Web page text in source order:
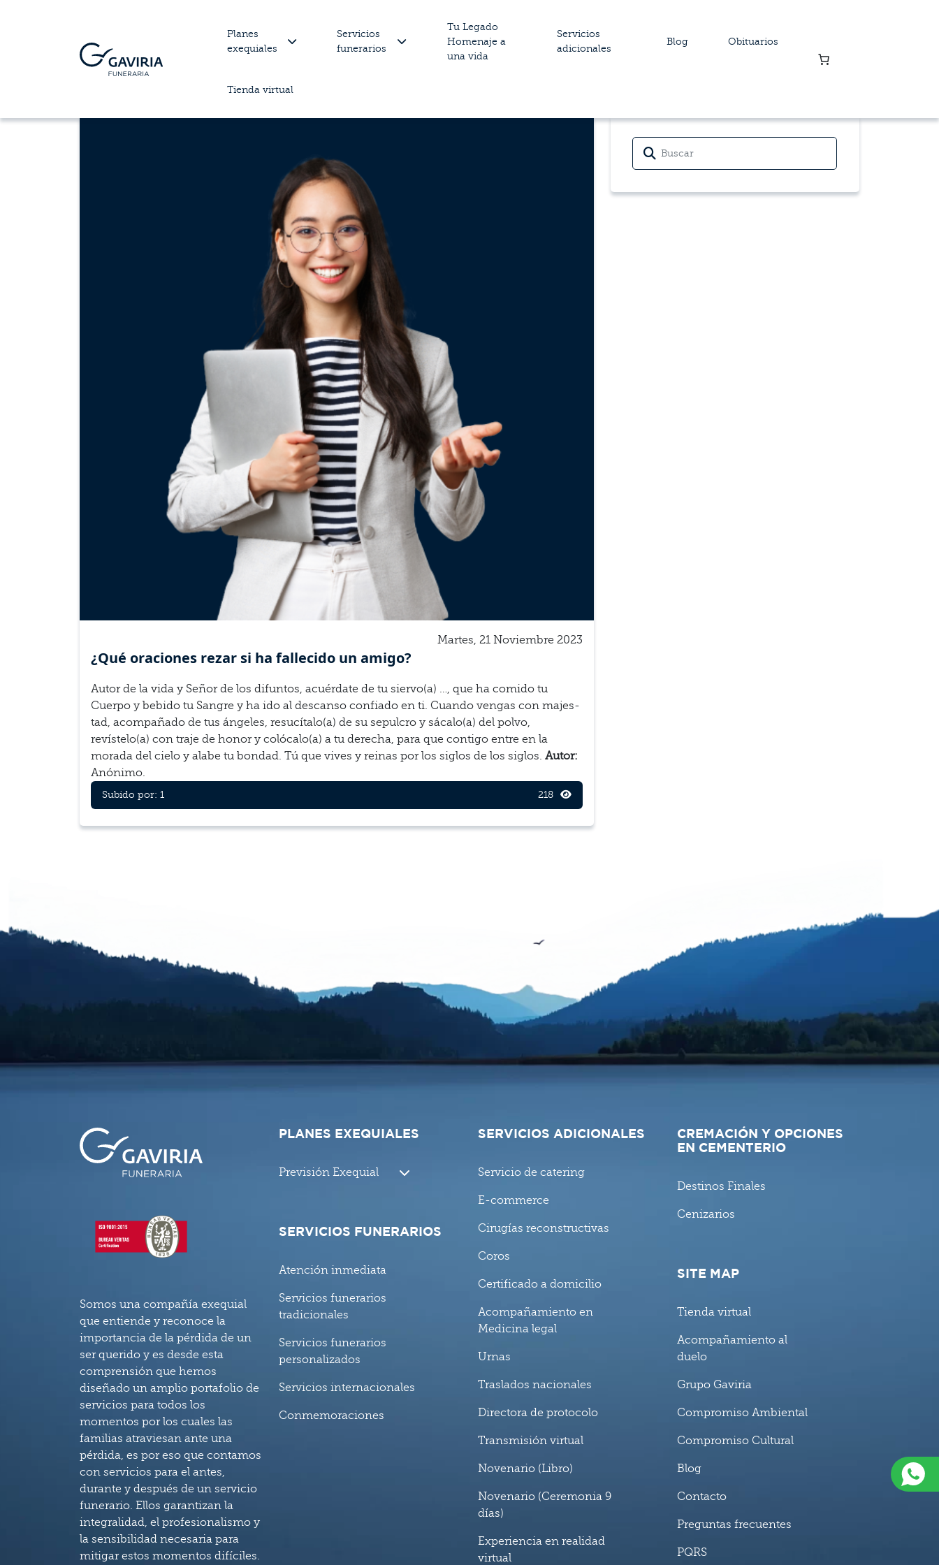
Planes
exequiales
Servicios
funerarios
Tu Legado
Homenaje a
una vida
Servicios
adicionales
Blog Obituarios
Tienda virtual
Martes, 21 Noviembre 2023
¿Qué ora­ciones rezar si ha fal­l­e­cido un amigo?
Autor de la vida y Señor de los difun­tos, acuér­date de tu siervo(a) …, que ha comido tu
Cuerpo y bebido tu San­gre y ha ido al des­canso con­fi­ado en ti. Cuando ven­gas con majes­
tad, acom­pañado de tus ánge­les, resucítalo(a) de su sepul­cro y sácalo(a) del polvo,
revístelo(a) con traje de honor y colócalo(a) a tu derecha, para que con­tigo entre en la
morada del cielo y alabe tu bon­dad. Tú que vives y reinas por los sig­los de los siglos. Autor:
Anón­imo.
Subido por: 1 218
Somos una compañía exequial
que entiende y reconoce la
importancia de la pérdida de un
ser querido y es desde esta
comprensión que hemos
diseñado un amplio portafolio de
servicios para todos los
momentos por los cuales las
familias atraviesan ante una
pérdida, es por eso que contamos
con servicios para el antes,
durante y después de un servicio
funerario. Ellos garantizan la
integralidad, el profesionalismo y
la sensibilidad necesaria para
mitigar estos momentos difíciles.
PLANES EXEQUIALES
Previsión Exequial
SERVICIOS FUNERARIOS
Atención inmediata
Servicios funerarios
tradicionales
Servicios funerarios
personalizados
Servicios internacionales
Conmemoraciones
SERVICIOS ADICIONALES
Servicio de catering
E-commerce
Cirugías reconstructivas
Coros
Certificado a domicilio
Acompañamiento en
Medicina legal
Urnas
Traslados nacionales
Directora de protocolo
Transmisión virtual
Novenario (Libro)
Novenario (Ceremonia 9
días)
Experiencia en realidad
virtual
CREMACIÓN Y OPCIONES
EN CEMENTERIO
Destinos Finales
Cenizarios
SITE MAP
Tienda virtual
Acompañamiento al
duelo
Grupo Gaviria
Compromiso Ambiental
Compromiso Cultural
Blog
Contacto
Preguntas frecuentes
PQRS